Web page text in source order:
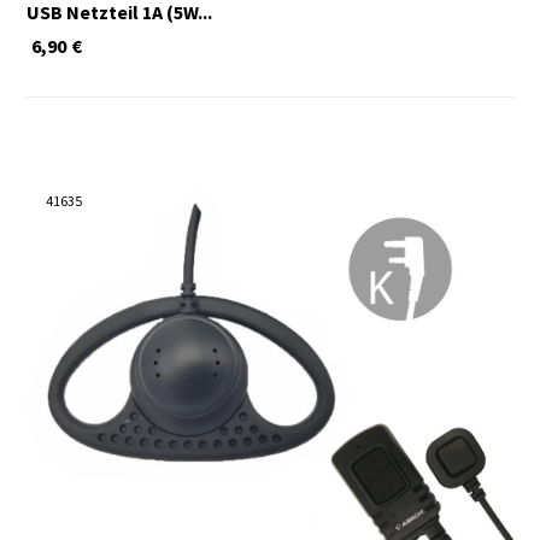
USB Netzteil 1A (5W...
€
6,90
41635